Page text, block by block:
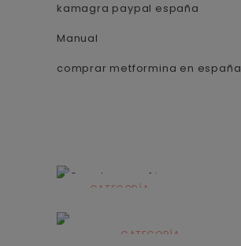
kamagra paypal españa
Manual
comprar metformina en españa
CATEGORÍA
CATEGORÍA